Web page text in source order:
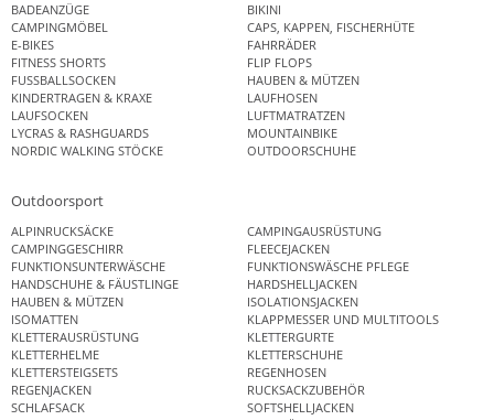
BADEANZÜGE
BIKINI
CAMPINGMÖBEL
CAPS, KAPPEN, FISCHERHÜTE
E-BIKES
FAHRRÄDER
FITNESS SHORTS
FLIP FLOPS
FUSSBALLSOCKEN
HAUBEN & MÜTZEN
KINDERTRAGEN & KRAXE
LAUFHOSEN
LAUFSOCKEN
LUFTMATRATZEN
LYCRAS & RASHGUARDS
MOUNTAINBIKE
NORDIC WALKING STÖCKE
OUTDOORSCHUHE
Outdoorsport
ALPINRUCKSÄCKE
CAMPINGAUSRÜSTUNG
CAMPINGGESCHIRR
FLEECEJACKEN
FUNKTIONSUNTERWÄSCHE
FUNKTIONSWÄSCHE PFLEGE
HANDSCHUHE & FÄUSTLINGE
HARDSHELLJACKEN
HAUBEN & MÜTZEN
ISOLATIONSJACKEN
ISOMATTEN
KLAPPMESSER UND MULTITOOLS
KLETTERAUSRÜSTUNG
KLETTERGURTE
KLETTERHELME
KLETTERSCHUHE
KLETTERSTEIGSETS
REGENHOSEN
REGENJACKEN
RUCKSACKZUBEHÖR
SCHLAFSACK
SOFTSHELLJACKEN